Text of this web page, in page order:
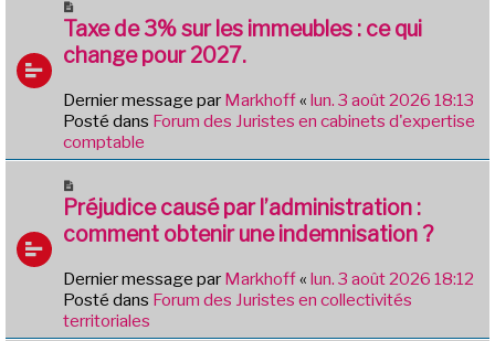
e
s
s
g
e
o
u
v
a
u
m
s
a
e
Taxe de 3% sur les immeubles : ce qui
change pour 2027.
Dernier message par Markhoff« lun. 3 août 2026 18:13
Posté dans Forum des Juristes en cabinets d'expertise
comptable
o
u
v
a
u
m
Préjudice causé par l’administration :
comment obtenir une indemnisation ?
Dernier message par Markhoff« lun. 3 août 2026 18:12
Posté dans Forum des Juristes en collectivités
territoriales